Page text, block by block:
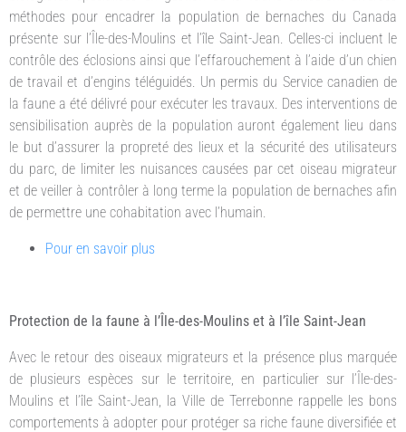
méthodes pour encadrer la population de bernaches du Canada
présente sur l’Île-des-Moulins et l’île Saint-Jean. Celles-ci incluent le
contrôle des éclosions ainsi que l’effarouchement à l’aide d’un chien
de travail et d’engins téléguidés. Un permis du Service canadien de
la faune a été délivré pour exécuter les travaux. Des interventions de
sensibilisation auprès de la population auront également lieu dans
le but d’assurer la propreté des lieux et la sécurité des utilisateurs
du parc, de limiter les nuisances causées par cet oiseau migrateur
et de veiller à contrôler à long terme la population de bernaches afin
de permettre une cohabitation avec l’humain.
Pour en savoir plus
Protection de la faune à l’Île-des-Moulins et à l’île Saint-Jean
Avec le retour des oiseaux migrateurs et la présence plus marquée
de plusieurs espèces sur le territoire, en particulier sur l’Île-des-
Moulins et l’île Saint-Jean, la Ville de Terrebonne rappelle les bons
comportements à adopter pour protéger sa riche faune diversifiée et